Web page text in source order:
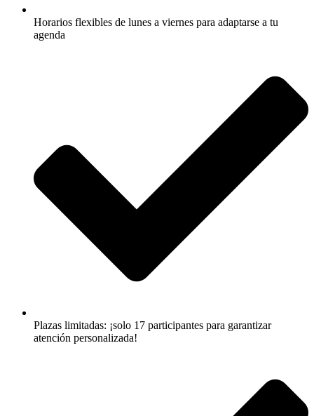
Horarios flexibles de lunes a viernes para adaptarse a tu
agenda
Plazas limitadas: ¡solo 17 participantes para garantizar
atención personalizada!